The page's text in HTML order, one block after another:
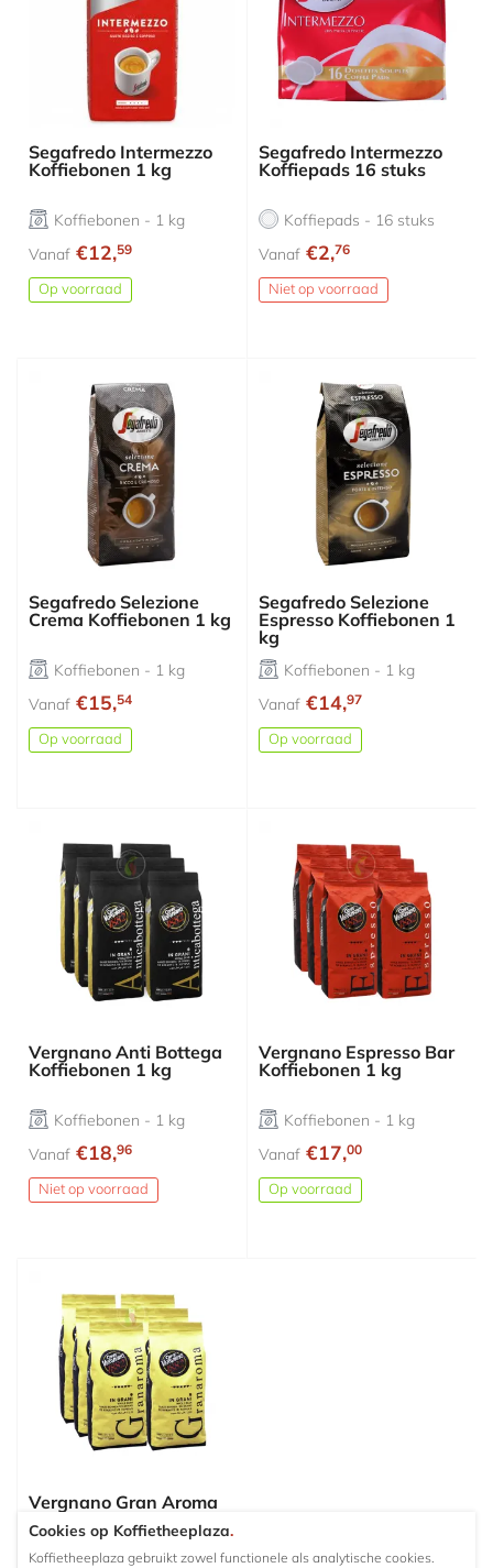
Segafredo Intermezzo
Koffiebonen 1 kg
Koffiebonen - 1 kg
Vanaf €12,59
Op voorraad
Segafredo Intermezzo
Koffiepads 16 stuks
Koffiepads - 16 stuks
Vanaf €2,76
Niet op voorraad
Segafredo Selezione
Crema Koffiebonen 1 kg
Koffiebonen - 1 kg
Vanaf €15,54
Op voorraad
Segafredo Selezione
Espresso Koffiebonen 1
kg
Koffiebonen - 1 kg
Vanaf €14,97
Op voorraad
Vergnano Anti Bottega
Koffiebonen 1 kg
Koffiebonen - 1 kg
Vanaf €18,96
Niet op voorraad
Vergnano Espresso Bar
Koffiebonen 1 kg
Koffiebonen - 1 kg
Vanaf €17,00
Op voorraad
Vergnano Gran Aroma
Koffiebonen 1 kg
Cookies op Koffietheeplaza.
Koffietheeplaza gebruikt zowel functionele als analytische cookies.